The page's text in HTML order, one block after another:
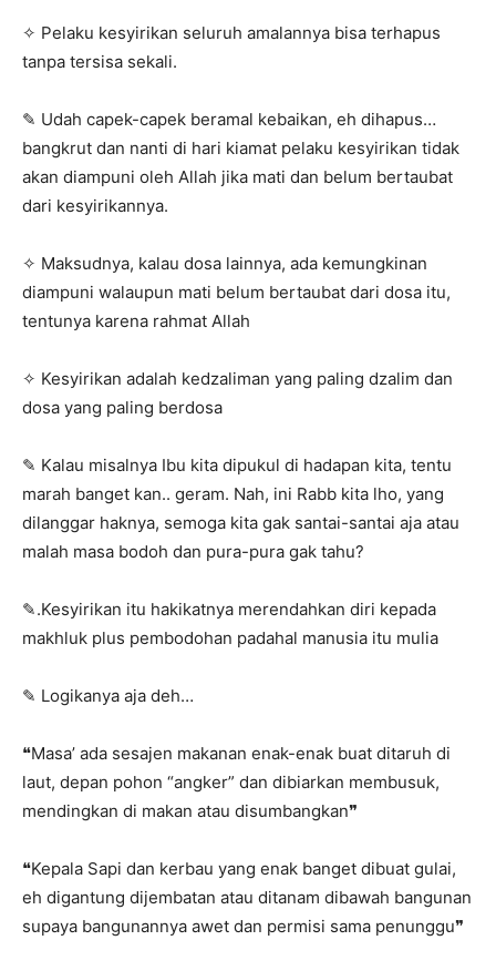
✧ Pelaku kesyirikan seluruh amalannya bisa terhapus
tanpa tersisa sekali.
✎ Udah capek-capek beramal kebaikan, eh dihapus…
bangkrut dan nanti di hari kiamat pelaku kesyirikan tidak
akan diampuni oleh Allah jika mati dan belum bertaubat
dari kesyirikannya.
✧ Maksudnya, kalau dosa lainnya, ada kemungkinan
diampuni walaupun mati belum bertaubat dari dosa itu,
tentunya karena rahmat Allah
✧ Kesyirikan adalah kedzaliman yang paling dzalim dan
dosa yang paling berdosa
✎ Kalau misalnya Ibu kita dipukul di hadapan kita, tentu
marah banget kan.. geram. Nah, ini Rabb kita lho, yang
dilanggar haknya, semoga kita gak santai-santai aja atau
malah masa bodoh dan pura-pura gak tahu?
✎.Kesyirikan itu hakikatnya merendahkan diri kepada
makhluk plus pembodohan padahal manusia itu mulia
✎ Logikanya aja deh…
❝Masa’ ada sesajen makanan enak-enak buat ditaruh di
laut, depan pohon “angker” dan dibiarkan membusuk,
mendingkan di makan atau disumbangkan❞
❝Kepala Sapi dan kerbau yang enak banget dibuat gulai,
eh digantung dijembatan atau ditanam dibawah bangunan
supaya bangunannya awet dan permisi sama penunggu❞